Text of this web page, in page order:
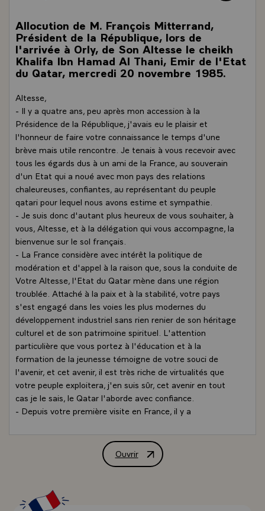
Allocution de M. François Mitterrand,
Président de la République, lors de
l'arrivée à Orly, de Son Altesse le cheikh
Khalifa Ibn Hamad Al Thani, Emir de l'Etat
du Qatar, mercredi 20 novembre 1985.
Altesse,
- Il y a quatre ans, peu après mon accession à la
Présidence de la République, j'avais eu le plaisir et
l'honneur de faire votre connaissance le temps d'une
brève mais utile rencontre. Je tenais à vous recevoir avec
tous les égards dus à un ami de la France, au souverain
d'un Etat qui a noué avec mon pays des relations
chaleureuses, confiantes, au représentant du peuple
qatari pour lequel nous avons estime et sympathie.
- Je suis donc d'autant plus heureux de vous souhaiter, à
vous, Altesse, et à la délégation qui vous accompagne, la
bienvenue sur le sol français.
- La France considère avec intérêt la politique de
modération et d'appel à la raison que, sous la conduite de
Votre Altesse, l'Etat du Qatar mène dans une région
troublée. Attaché à la paix et à la stabilité, votre pays
s'est engagé dans les voies les plus modernes du
développement industriel sans rien renier de son héritage
culturel et de son patrimoine spirituel. L'attention
particulière que vous portez à l'éducation et à la
formation de la jeunesse témoigne de votre souci de
l'avenir, et cet avenir, il est très riche de virtualités que
votre peuple exploitera, j'en suis sûr, cet avenir en tout
cas je le sais, le Qatar l'aborde avec confiance.
- Depuis votre première visite en France, il y a
- Votre présence, en ce jour, atteste une nouvelle fois la
- Au moment où je vous accueille, sur le sol de la France,
je tiens à vous assurer du concours de mon pays, que ce
Ouvrir
Allocution de M. François Mitterrand,